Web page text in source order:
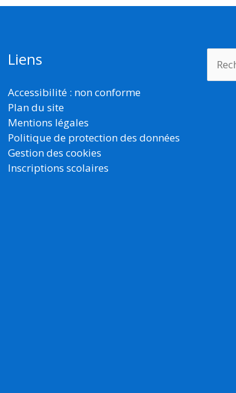
Liens
Accessibilité : non conforme
Plan du site
Mentions légales
Politique de protection des données
Gestion des cookies
Inscriptions scolaires